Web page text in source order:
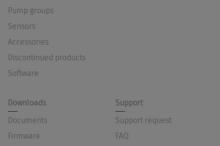
Pump groups
Sensors
Accessories
Discontinued products
Software
Downloads
Documents
Firmware
Support
Support request
FAQ